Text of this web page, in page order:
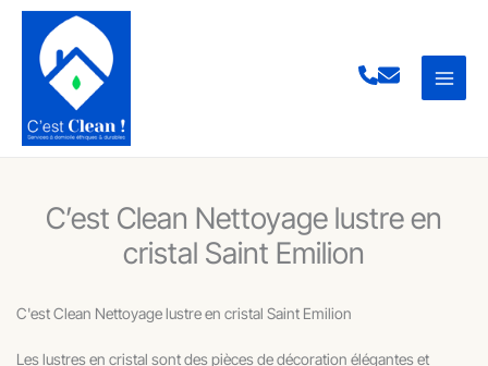
Aller
contenu
C’est Clean Nettoyage lustre en
cristal Saint Emilion
C'est Clean Nettoyage lustre en cristal Saint Emilion
Les lustres en cristal sont des pièces de décoration élégantes et